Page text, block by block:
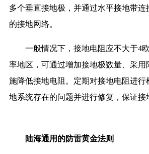
多个垂直接地极，并通过水平接地带连
的接地网络。
一般情况下，接地电阻应不大于4
率地区，可通过增加接地极数量、采用
施降低接地电阻。定期对接地电阻进行
地系统存在的问题并进行修复，保证接
陆海通用的防雷黄金法则